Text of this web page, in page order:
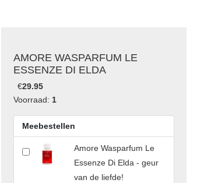
AMORE WASPARFUM LE
ESSENZE DI ELDA
€29.95
Voorraad: 1
Meebestellen
Amore Wasparfum Le
Essenze Di Elda - geur
van de liefde!